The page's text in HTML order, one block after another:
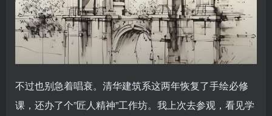
不过也别急着唱衰。清华建筑系这两年恢复了手绘必修
课，还办了个”匠人精神”工作坊。我上次去参观，看见学